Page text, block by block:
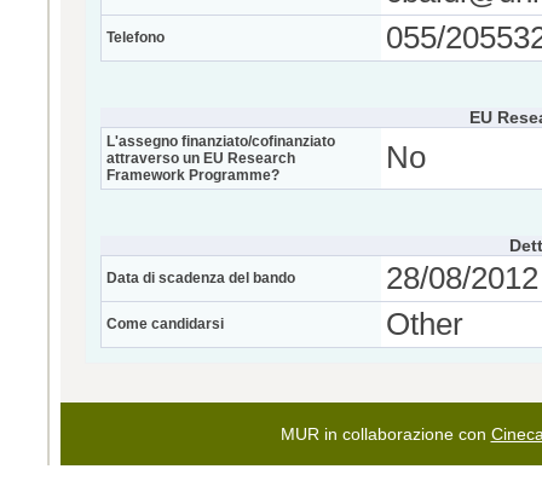
Telefono 055/
EU
L'assegno finanziato/cofinanziato
attraverso un EU Research
Framework Programme?
No
Data di scadenza del bando 28/08/
Come candidarsi Other
MUR in collaborazione con